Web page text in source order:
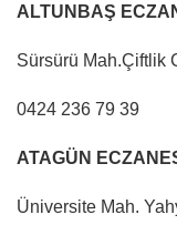
ALTUNBAŞ
Sürsürü Mah.Çiftlik
0424 236 79 39
ATAGÜN
Üniversite Mah.